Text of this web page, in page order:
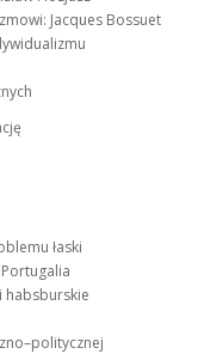
Jacques Bossuet
łaski
habsburskie